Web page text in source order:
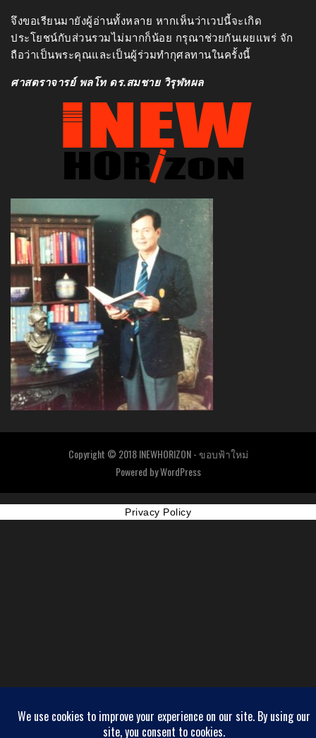
จึงขอเรียนมายังผู้อ่านทั้งหลาย หากเห็นว่าเวปนี้จะเกิด
ประโยชน์กับส่วนรวมไม่มากก็น้อย กรุณาช่วยกันเผยแพร่ จัก
ถือว่าเป็นพระคุณและเป็นผู้ร่วมทำกุศลทานในครั้งนี้
ศาสตราจารย์ พลโท ดร.สมชาย วิรุฬหผล
Copyright © 2018 INEWHORIZON - ขอบฟ้าใหม่
Powered byWordPress
Privacy Policy